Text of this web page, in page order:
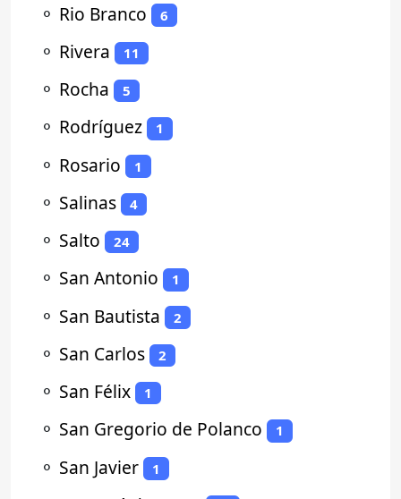
⚬ Rio Branco 6
⚬ Rivera 11
⚬ Rocha 5
⚬ Rodríguez 1
⚬ Rosario 1
⚬ Salinas 4
⚬ Salto 24
⚬ San Antonio 1
⚬ San Bautista 2
⚬ San Carlos 2
⚬ San Félix 1
⚬ San Gregorio de Polanco 1
⚬ San Javier 1